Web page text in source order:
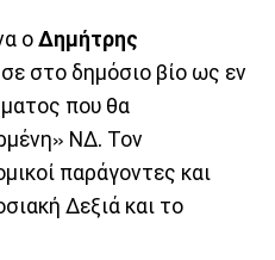
οΔημήτρης
στο δημόσιο βίο ως εν
που θα
ΝΔ. Τον
παράγοντες και
Δεξιά και το